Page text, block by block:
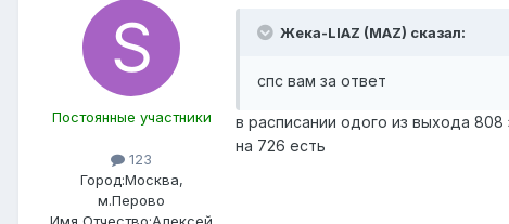
Постоянные участники
123
Город:Москва,
м.Перово
Жека-LIAZ (MAZ) сказал:
спс вам за ответ
в расписании одого из выхода
на 726 есть